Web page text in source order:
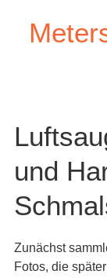
content
und
Zunächst
Fotos, die